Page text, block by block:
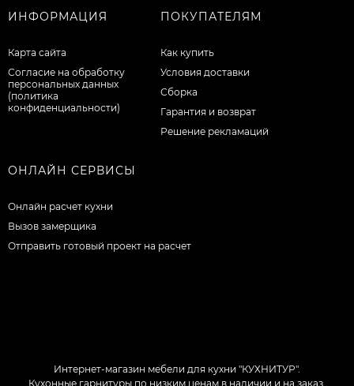
ИНФОРМАЦИЯ
Карта сайта
Согласие на обработку
персональных данных
(политика
конфиденциальности)
ПОКУПАТЕЛЯМ
Как купить
Условия доставки
Сборка
Гарантия и возврат
Решение рекламаций
ОНЛАЙН СЕРВИСЫ
Онлайн расчет кухни
Вызов замерщика
Отправить готовый проект на расчет
Интернет-магазин мебели для кухни "КУХНИТУР".
Кухонные гарнитуры по низким ценам в наличии и на заказ.